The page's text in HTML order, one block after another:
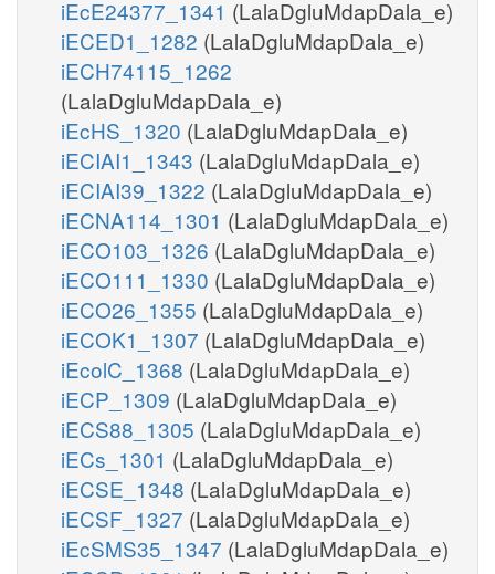
iEcE24377_1341 (LalaDgluMdapDala_e)
iECED1_1282 (LalaDgluMdapDala_e)
iECH74115_1262
(LalaDgluMdapDala_e)
iEcHS_1320 (LalaDgluMdapDala_e)
iECIAI1_1343 (LalaDgluMdapDala_e)
iECIAI39_1322 (LalaDgluMdapDala_e)
iECNA114_1301 (LalaDgluMdapDala_e)
iECO103_1326 (LalaDgluMdapDala_e)
iECO111_1330 (LalaDgluMdapDala_e)
iECO26_1355 (LalaDgluMdapDala_e)
iECOK1_1307 (LalaDgluMdapDala_e)
iEcolC_1368 (LalaDgluMdapDala_e)
iECP_1309 (LalaDgluMdapDala_e)
iECS88_1305 (LalaDgluMdapDala_e)
iECs_1301 (LalaDgluMdapDala_e)
iECSE_1348 (LalaDgluMdapDala_e)
iECSF_1327 (LalaDgluMdapDala_e)
iEcSMS35_1347 (LalaDgluMdapDala_e)